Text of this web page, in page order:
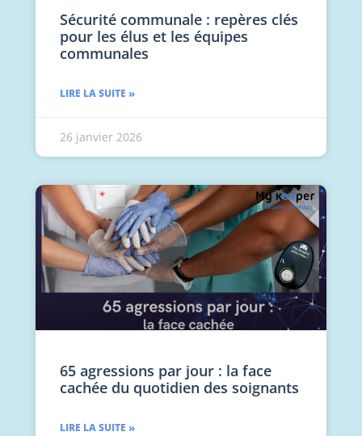
Sécurité communale : repères clés
pour les élus et les équipes
communales
LIRE LA SUITE »
26 janvier 2026
65 agressions par jour : la face
cachée du quotidien des soignants
LIRE LA SUITE »